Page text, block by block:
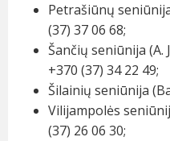
Petrašiūnų
(37) 37 06 68;
Šančių seniūnija (A.
+370 (37) 34 22 49;
Šilainių seniūnija
Vilijampolės
(37) 26 06 30;